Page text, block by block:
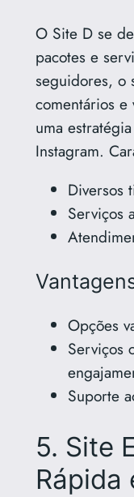
O Site D se
pacotes e
seguidores, o
comentários
uma
Instagram.
Diversos
Serviços
Opções
Serviços
Suporte
5. Site
Rápida